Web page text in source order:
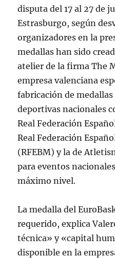
disputa del 17 al 27 de
Estrasburgo, según
organizadores en la
medallas han sido
atelier de la firma The
empresa valenciana
fabricación de
deportivas nacionales
Real Federación
Real Federación
(RFEBM) y la de
para eventos
máximo nivel.
La medalla del
requerido, explica
técnica» y «capital
disponible en la